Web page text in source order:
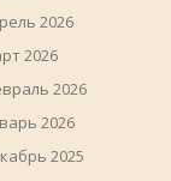
2026
2026
2026
2026
2025